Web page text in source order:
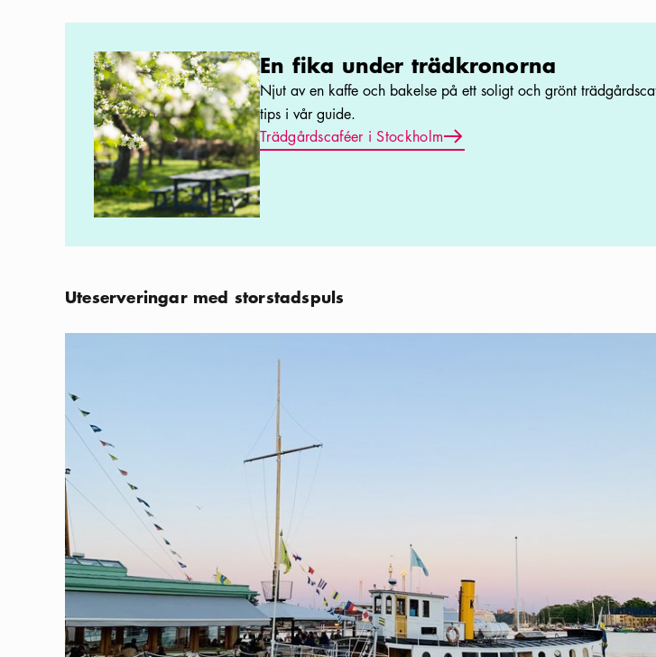
En fika under trädkronorna
Njut av en kaffe och bakelse på ett soligt och grönt
tips i vår guide.
Trädgårdscaféer i StockholmPil ikon
Uteserveringar med storstadspuls